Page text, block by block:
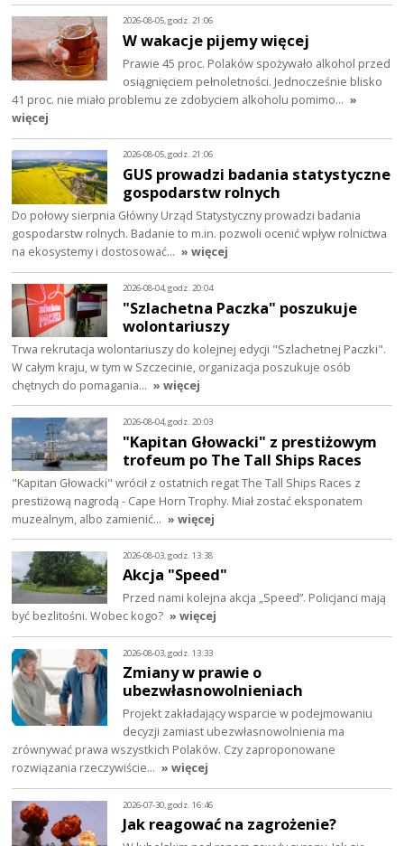
2026-08-05, godz. 21:06
W wakacje pijemy więcej
Prawie 45 proc. Polaków spożywało alkohol przed
osiągnięciem pełnoletności. Jednocześnie blisko
41 proc. nie miało problemu ze zdobyciem alkoholu pomimo… »
więcej
2026-08-05, godz. 21:06
GUS prowadzi badania statystyczne
gospodarstw rolnych
Do połowy sierpnia Główny Urząd Statystyczny prowadzi badania
gospodarstw rolnych. Badanie to m.in. pozwoli ocenić wpływ rolnictwa
na ekosystemy i dostosować… » więcej
2026-08-04, godz. 20:04
"Szlachetna Paczka" poszukuje
wolontariuszy
Trwa rekrutacja wolontariuszy do kolejnej edycji "Szlachetnej Paczki".
W całym kraju, w tym w Szczecinie, organizacja poszukuje osób
chętnych do pomagania… » więcej
2026-08-04, godz. 20:03
"Kapitan Głowacki" z prestiżowym
trofeum po The Tall Ships Races
"Kapitan Głowacki" wrócił z ostatnich regat The Tall Ships Races z
prestiżową nagrodą - Cape Horn Trophy. Miał zostać eksponatem
muzealnym, albo zamienić… » więcej
2026-08-03, godz. 13:38
Akcja "Speed"
Przed nami kolejna akcja „Speed”. Policjanci mają
być bezlitośni. Wobec kogo? » więcej
2026-08-03, godz. 13:33
Zmiany w prawie o
ubezwłasnowolnieniach
Projekt zakładający wsparcie w podejmowaniu
decyzji zamiast ubezwłasnowolnienia ma
zrównywać prawa wszystkich Polaków. Czy zaproponowane
rozwiązania rzeczywiście… » więcej
2026-07-30, godz. 16:46
Jak reagować na zagrożenie?